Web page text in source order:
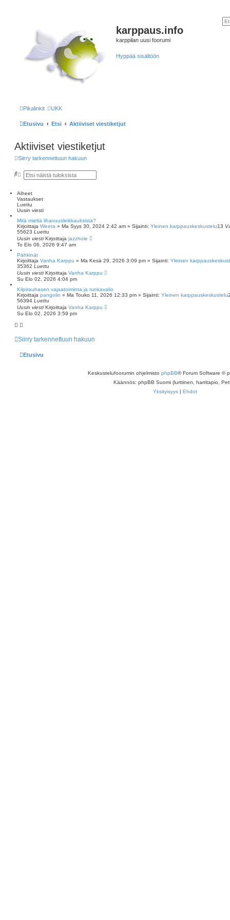
karppaus.info
karppilan uusi foorumi
Hyppää sisältöön
Pikalinkit UKK
Etusivu Etsi Aktiiviset viestiketjut
Aktiiviset viestiketjut
Siirry tarkennettuun hakuun
E
i
T
k
e
n
n
t
t
u
h
a
k
u
Aiheet
Vastaukset
Luettu
Uusin viesti
Mitä mieltä lihavuusleikkauksista?
Kirjoittaja Weera » Ma Syys 30, 2024 2:42 am » Sijainti: Yleinen karppauskeskustelu13
55623 Luettu
Uusin viestiKirjoittaja jazzhole
To Elo 06, 2026 9:47 am
Pähkinät
Kirjoittaja Vanha Karppu » Ma Kesä 29, 2026 3:09 pm » Sijainti: Yleinen
35362 Luettu
Uusin viestiKirjoittaja Vanha Karppu
Su Elo 02, 2026 4:04 pm
Kilpirauhasen vajaatoiminta ja ruokavalio
Kirjoittaja pangolin » Ma Touko 11, 2026 12:33 pm » Sijainti: Yleinen karppauskeskustelu
56394 Luettu
Uusin viestiKirjoittaja Vanha Karppu
Su Elo 02, 2026 3:59 pm
Siirry tarkennettuun hakuun
Etusivu
Keskustelufoorumin ohjelmisto phpBB® Forum Software ©
Käännös: phpBB Suomi (lurttinen, harritapio,
Yksityisyys | Ehdot